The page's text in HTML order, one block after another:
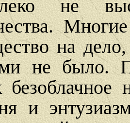
не
на
не было.
и